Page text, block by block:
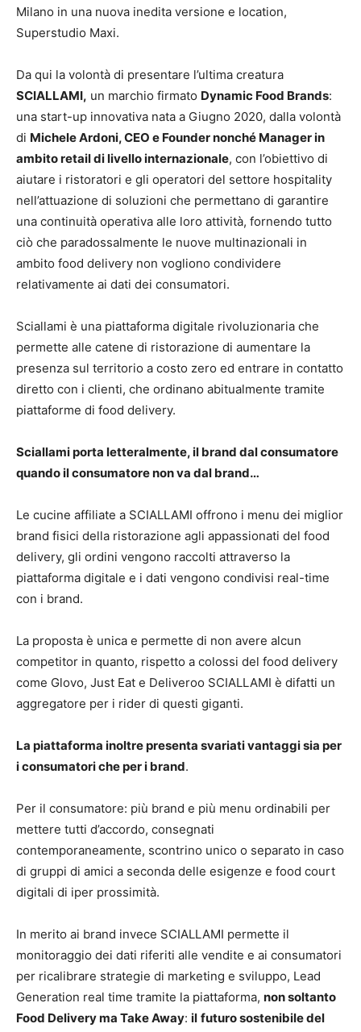
Milano in una nuova inedita versione e location,
Superstudio Maxi.
Da qui la volontà di presentare l’ultima creatura
SCIALLAMI, un marchio firmato Dynamic Food Brands:
una start-up innovativa nata a Giugno 2020, dalla volontà
di Michele Ardoni, CEO e Founder nonché Manager in
ambito retail di livello internazionale, con l’obiettivo di
aiutare i ristoratori e gli operatori del settore hospitality
nell’attuazione di soluzioni che permettano di garantire
una continuità operativa alle loro attività, fornendo tutto
ciò che paradossalmente le nuove multinazionali in
ambito food delivery non vogliono condividere
relativamente ai dati dei consumatori.
Sciallami è una piattaforma digitale rivoluzionaria che
permette alle catene di ristorazione di aumentare la
presenza sul territorio a costo zero ed entrare in contatto
diretto con i clienti, che ordinano abitualmente tramite
piattaforme di food delivery.
Sciallami porta letteralmente, il brand dal consumatore
quando il consumatore non va dal brand…
Le cucine affiliate a SCIALLAMI offrono i menu dei miglior
brand fisici della ristorazione agli appassionati del food
delivery, gli ordini vengono raccolti attraverso la
piattaforma digitale e i dati vengono condivisi real-time
con i brand.
La proposta è unica e permette di non avere alcun
competitor in quanto, rispetto a colossi del food delivery
come Glovo, Just Eat e Deliveroo SCIALLAMI è difatti un
aggregatore per i rider di questi giganti.
La piattaforma inoltre presenta svariati vantaggi sia per
i consumatori che per i brand.
Per il consumatore: più brand e più menu ordinabili per
mettere tutti d’accordo, consegnati
contemporaneamente, scontrino unico o separato in caso
di gruppi di amici a seconda delle esigenze e food court
digitali di iper prossimità.
In merito ai brand invece SCIALLAMI permette il
monitoraggio dei dati riferiti alle vendite e ai consumatori
per ricalibrare strategie di marketing e sviluppo, Lead
Generation real time tramite la piattaforma, non soltanto
Food Delivery ma Take Away: il futuro sostenibile del